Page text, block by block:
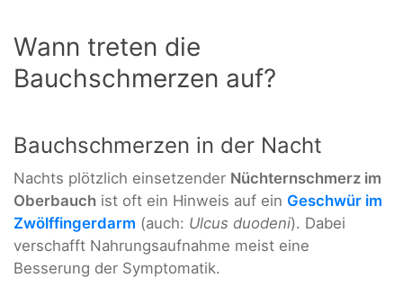
Wann treten die
Bauchschmerzen auf?
Bauchschmerzen in der Nacht
Nachts plötzlich einsetzender Nüchternschmerz im
Oberbauch ist oft ein Hinweis auf ein Geschwür im
Zwölffingerdarm (auch: Ulcus duodeni). Dabei
verschafft Nahrungsaufnahme meist eine
Besserung der Symptomatik.